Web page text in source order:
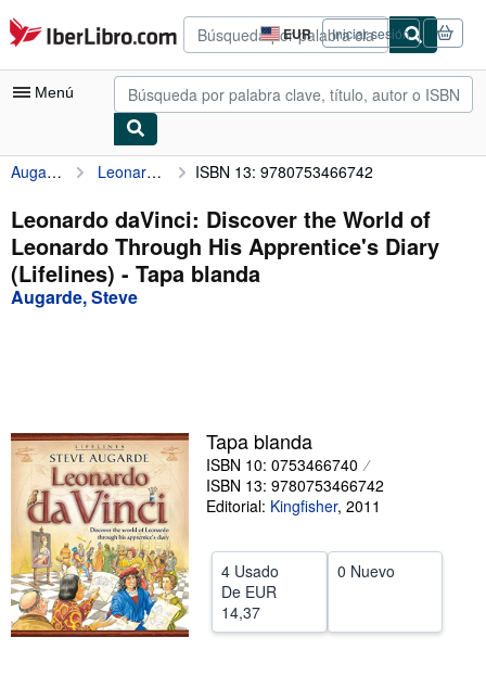
Pasar al contenido principal
IberLibro.com EUR
Preferencias
de
compra
del
Iniciar sesión
Menú
Mi cuenta
Consultar mis pedidos
Búsqueda avanzada
Colecciones
Comenzar a vender
Ayuda
CERRAR
Augarde, Steve Leonardo daVinci: Discover the World of Leonardo Through His Apprentice's Diary (Lifelines) ISBN 13: 9780753466742
Leonardo daVinci: Discover the World of
Leonardo Through His Apprentice's Diary
(Lifelines) - Tapa blanda
Augarde, Steve
Tapa blanda
ISBN 10: 0753466740
ISBN 13: 9780753466742
Editorial: Kingfisher, 2011
4 Usado
De EUR
14,37
0 Nuevo